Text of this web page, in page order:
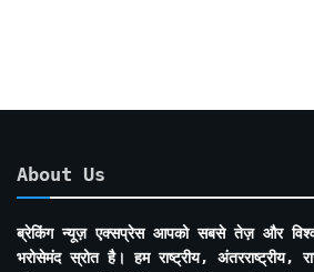
About Us
ब्रेकिंग न्यूज़ एक्सप्रेस आपको सबसे तेज़ और
भरोसेमंद स्रोत है। हम राष्ट्रीय, अंतरराष्ट्रीय,